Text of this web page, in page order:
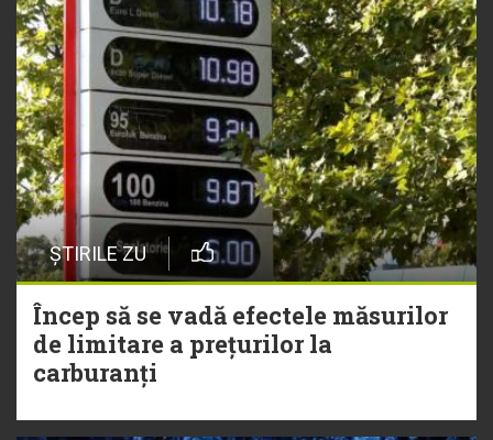
ȘTIRILE ZU
Încep să se vadă efectele măsurilor
de limitare a prețurilor la
carburanți